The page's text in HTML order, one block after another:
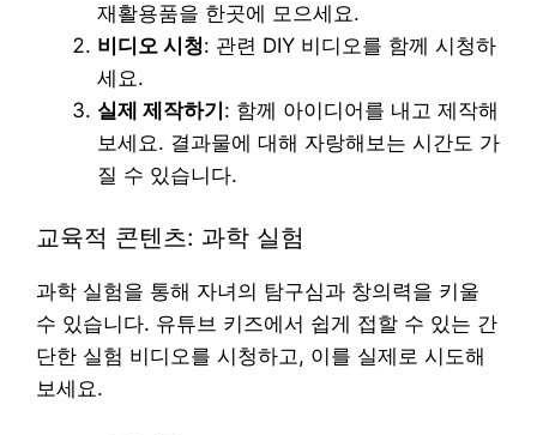
재활용품을 한곳에 모으세요.
비디오 시청: 관련 DIY 비디오를 함께 시청하
세요.
실제 제작하기 : 함께 아이디어를 내고 제작해
보세요. 결과물에 대해 자랑해보는 시간도 가
질 수 있습니다.
교육적 콘텐츠: 과학 실험
과학 실험을 통해 자녀의 탐구심과 창의력을 키울
수 있습니다. 유튜브 키즈에서 쉽게 접할 수 있는 간
단한 실험 비디오를 시청하고, 이를 실제로 시도해
보세요.